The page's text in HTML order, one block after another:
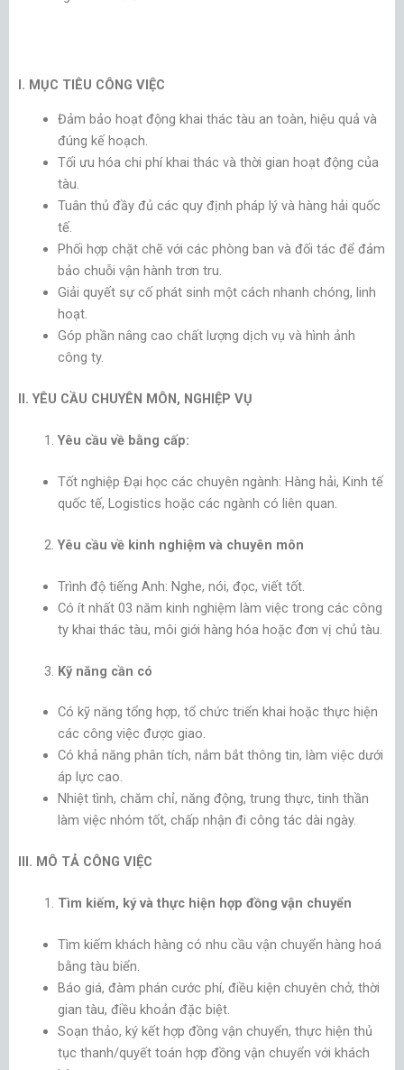
I. MỤC TIÊU CÔNG VIỆC
Đảm bảo hoạt động khai thác tàu an toàn, hiệu quả và
đúng kế hoạch.
Tối ưu hóa chi phí khai thác và thời gian hoạt động của
tàu.
Tuân thủ đầy đủ các quy định pháp lý và hàng hải quốc
tế.
Phối hợp chặt chẽ với các phòng ban và đối tác để đảm
bảo chuỗi vận hành trơn tru.
Giải quyết sự cố phát sinh một cách nhanh chóng, linh
hoạt.
Góp phần nâng cao chất lượng dịch vụ và hình ảnh
công ty.
II. YÊU CẦU CHUYÊN MÔN, NGHIỆP VỤ
Yêu cầu về bằng cấp:
Tốt nghiệp Đại học các chuyên ngành: Hàng hải, Kinh tế
quốc tế, Logistics hoặc các ngành có liên quan.
Yêu cầu về kinh nghiệm và chuyên môn
Trình độ tiếng Anh: Nghe, nói, đọc, viết tốt.
Có ít nhất 03 năm kinh nghiệm làm việc trong các công
ty khai thác tàu, môi giới hàng hóa hoặc đơn vị chủ tàu.
Kỹ năng cần có
Có kỹ năng tổng hợp, tổ chức triển khai hoặc thực hiện
các công việc được giao.
Có khả năng phân tích, nắm bắt thông tin, làm việc dưới
áp lực cao.
Nhiệt tình, chăm chỉ, năng động, trung thực, tinh thần
làm việc nhóm tốt, chấp nhận đi công tác dài ngày.
III. MÔ TẢ CÔNG VIỆC
Tìm kiếm, ký và thực hiện hợp đồng vận chuyển
Tìm kiếm khách hàng có nhu cầu vận chuyển hàng hoá
bằng tàu biển.
Báo giá, đàm phán cước phí, điều kiện chuyên chở, thời
gian tàu, điều khoản đặc biệt.
Soạn thảo, ký kết hợp đồng vận chuyển, thực hiện thủ
tục thanh/quyết toán hợp đồng vận chuyển với khách